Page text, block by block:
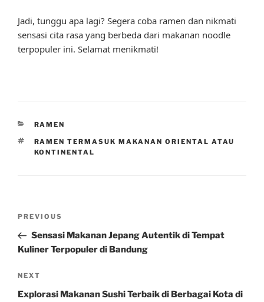
Jadi, tunggu apa lagi? Segera coba ramen dan nikmati
sensasi cita rasa yang berbeda dari makanan noodle
terpopuler ini. Selamat menikmati!
CATEGORIES
RAMEN
TAGS
RAMEN TERMASUK MAKANAN ORIENTAL ATAU
KONTINENTAL
Previous
Post
PREVIOUS
Sensasi Makanan Jepang Autentik di Tempat
Kuliner Terpopuler di Bandung
Next
Post
NEXT
Explorasi Makanan Sushi Terbaik di Berbagai Kota di